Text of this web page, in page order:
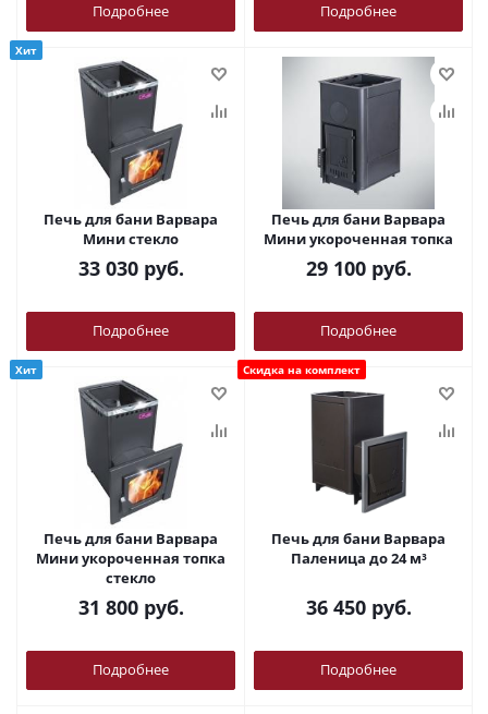
Подробнее Подробнее
Хит
Печь для бани Варвара
Мини стекло
33 030руб.
Подробнее
Печь для бани Варвара
Мини укороченная топка
29 100руб.
Подробнее
Хит
Печь для бани Варвара
Мини укороченная топка
стекло
31 800руб.
Подробнее
Скидка на комплект
Печь для бани Варвара
Паленица до 24 м³
36 450руб.
Подробнее